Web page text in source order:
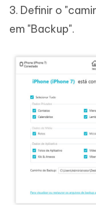
3. Definir o
em "Backup".